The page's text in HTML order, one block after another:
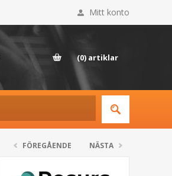
Mitt konto
(0) artiklar
FÖREGÅENDE NÄSTA